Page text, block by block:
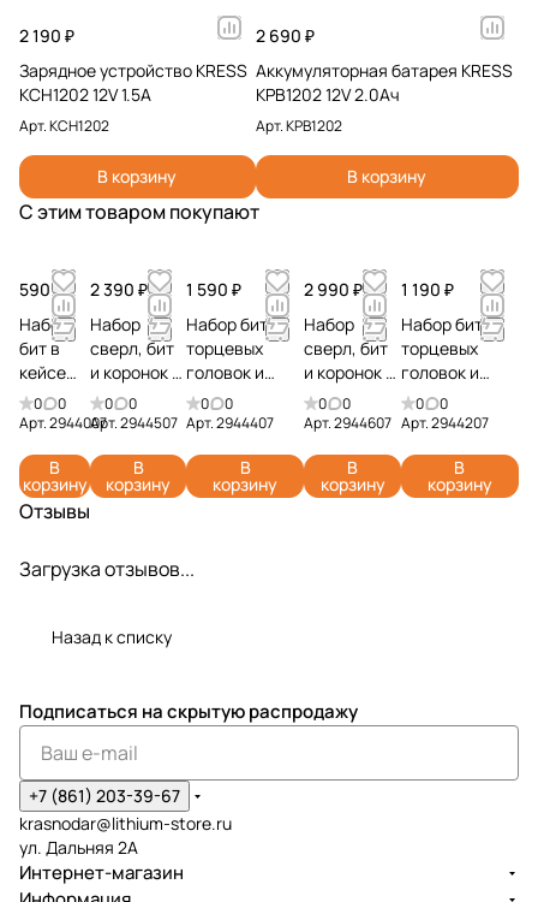
2 190 ₽
Зарядное устройство KRESS
KCH1202 12V 1.5A
Арт.KCH1202
В корзину
2 690 ₽
Аккумуляторная батарея KRESS
KPB1202 12V 2.0Ач
Арт.KPB1202
В корзину
С этим товаром покупают
590 ₽
Набор
бит в
кейсе
Greenwo
rks
(20 шт.)
0
0
Арт.2944007
В
корзину
2 390 ₽
Набор
сверл, бит
и коронок в
кейсе
Greenworks
(60 шт.)
0
0
Арт.2944507
В
корзину
1 590 ₽
Набор бит,
торцевых
головок и
адаптеров в
кейсе
2944407 (70
шт.)
0
0
Арт.2944407
В
корзину
2 990 ₽
Набор
сверл, бит
и коронок в
кейсе
Greenworks
(90 шт.)
0
0
Арт.2944607
В
корзину
1 190 ₽
Набор бит,
торцевых
головок и
адаптеров в
кейсе
2944207 (40
шт.)
0
0
Арт.2944207
В
корзину
Отзывы
Загрузка отзывов...
Назад к списку
Подписаться на скрытую распродажу
+7 (861) 203-39-67
krasnodar@lithium-store.ru
ул. Дальняя 2А
Интернет-магазин